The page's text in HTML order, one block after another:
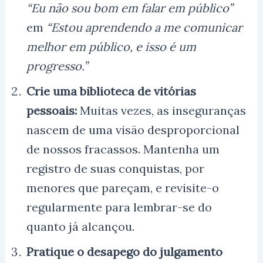
“Eu não sou bom em falar em público”
em “Estou aprendendo a me comunicar
melhor em público, e isso é um
progresso.”
Crie uma biblioteca de vitórias
pessoais:Muitas vezes, as inseguranças
nascem de uma visão desproporcional
de nossos fracassos. Mantenha um
registro de suas conquistas, por
menores que pareçam, e revisite-o
regularmente para lembrar-se do
quanto já alcançou.
Pratique o desapego do julgamento